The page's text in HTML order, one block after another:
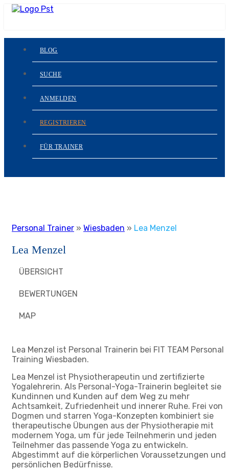
BLOG
SUCHE
ANMELDEN
REGISTRIEREN
FÜR TRAINER
Personal Trainer » Wiesbaden » Lea Menzel
Lea Menzel
ÜBERSICHT
BEWERTUNGEN
MAP
Lea Menzel ist Personal Trainerin bei FIT TEAM Personal
Training Wiesbaden.
Lea Menzel ist Physiotherapeutin und zertifizierte
Yogalehrerin. Als Personal-Yoga-Trainerin begleitet sie
Kundinnen und Kunden auf dem Weg zu mehr
Achtsamkeit, Zufriedenheit und innerer Ruhe. Frei von
Dogmen und starren Yoga-Konzepten kombiniert sie
therapeutische Übungen aus der Physiotherapie mit
modernem Yoga, um für jede Teilnehmerin und jeden
Teilnehmer das passende Yoga zu entwickeln.
Abgestimmt auf die körperlichen Voraussetzungen und
persönlichen Bedürfnisse.